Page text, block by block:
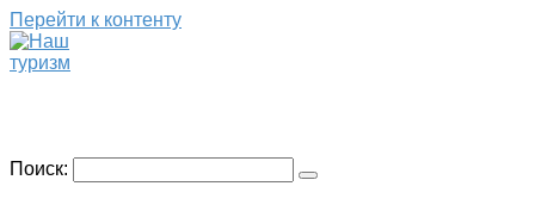
Перейти к контенту
Поиск: